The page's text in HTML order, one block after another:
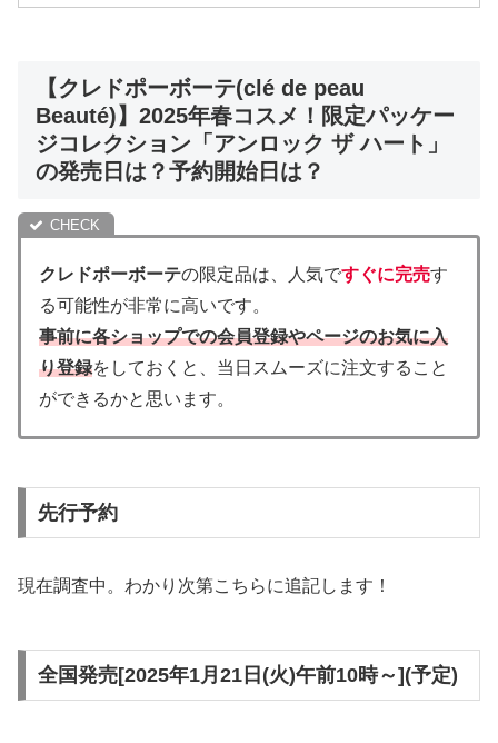
【クレドポーボーテ(clé de peau
Beauté)】2025年春コスメ！限定パッケー
ジコレクション「アンロック ザ ハート」
の発売日は？予約開始日は？
クレドポーボーテの限定品は、人気ですぐに完売す
る可能性が非常に高いです。
事前に各ショップでの会員登録やページのお気に入
り登録をしておくと、当日スムーズに注文すること
ができるかと思います。
先行予約
現在調査中。わかり次第こちらに追記します！
全国発売[2025年1月21日(火)午前10時～](予定)